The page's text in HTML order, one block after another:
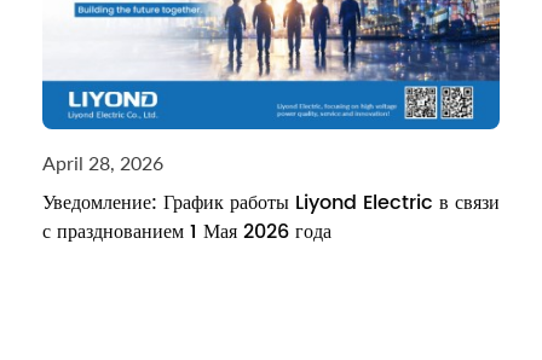
April 28, 2026
Уведомление: График работы Liyond Electric в связи
с празднованием 1 Мая 2026 года